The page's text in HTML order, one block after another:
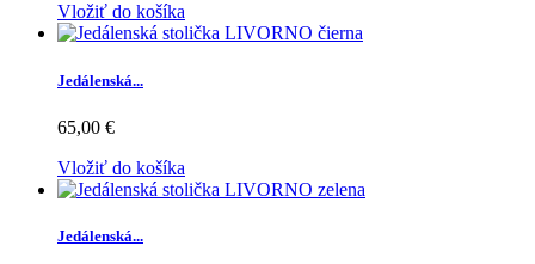
Vložiť do košíka
Jedálenská...
65,00 €
Vložiť do košíka
Jedálenská...